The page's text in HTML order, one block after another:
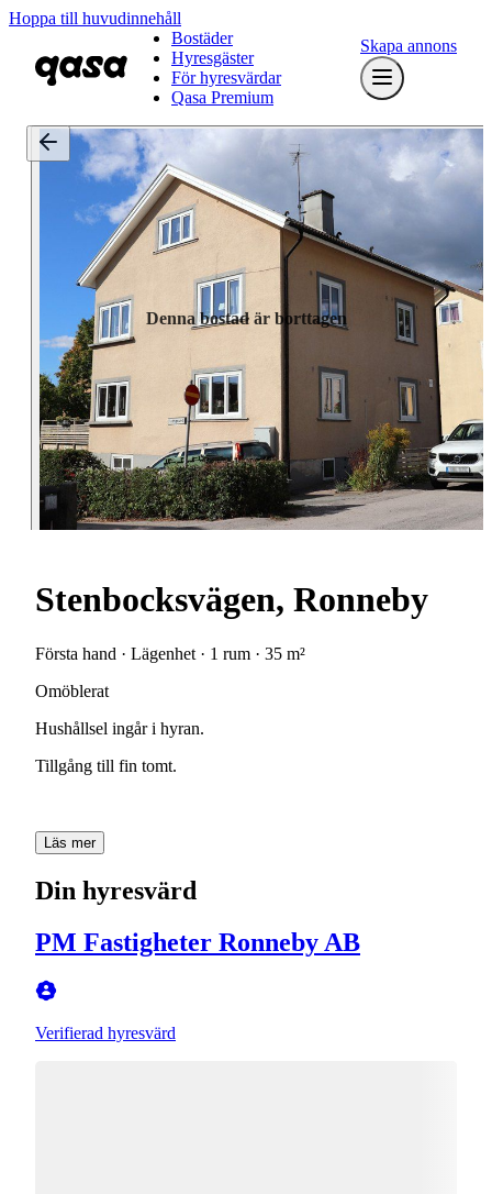
Hoppa till huvudinnehåll
Bostäder
Hyresgäster
För hyresvärdar
Qasa Premium
Skapa annons
Denna bostad är borttagen
Stenbocksvägen, Ronneby
Första hand · Lägenhet · 1 rum · 35 m²
Omöblerat
Hushållsel ingåri hyran.
Tillgång till fin tomt.
Läs mer
Din hyresvärd
PM Fastigheter Ronneby AB
Verifierad hyresvärd